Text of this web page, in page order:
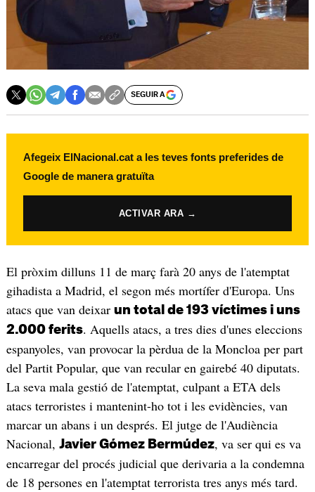
SEGUIR A
Afegeix ElNacional.cat a les teves fonts preferides de
Google de manera gratuïta
ACTIVAR ARA →
El pròxim dilluns 11 de març farà 20 anys de l'atemptat
gihadista a Madrid, el segon més mortífer d'Europa. Uns
atacs que van deixar un total de 193 víctimes i uns
2.000 ferits. Aquells atacs, a tres dies d'unes eleccions
espanyoles, van provocar la pèrdua de la Moncloa per part
del Partit Popular, que van recular en gairebé 40 diputats.
La seva mala gestió de l'atemptat, culpant a ETA dels
atacs terroristes i mantenint-ho tot i les evidències, van
marcar un abans i un després. El jutge de l'Audiència
Nacional, Javier Gómez Bermúdez, va ser qui es va
encarregar del procés judicial que derivaria a la condemna
de 18 persones en l'atemptat terrorista tres anys més tard.